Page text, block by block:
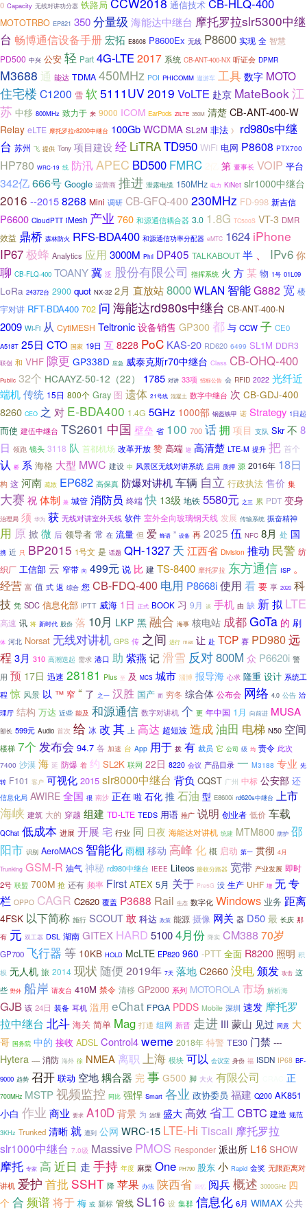
0 Capacity 无线对讲功分器 铁路局 通信技术 CB-HLQ-400
MOTOTRBO EP821 350分量级 海能达中继台 摩托罗拉slr5300中继
台 畅博通信设备手册 宏拓 E8608 P8600Ex 无线 P8600 实现 全 智慧
PD500 中兴 公安 轻 Part 4G-LTE 2017 系统 CB-ANT-400-NX 听证会 DPMR
M3688 通 能达 TDMA 450MHz POI PHICOMM 遨游车 工具 数字 MOTO
住宅楼 C1200 雪 软 5111UV2019 VoLTE 赴京 MateBook江
苏 中移 800MHz 致力于 来 9000 ICOM EarPods ZiLTE 350M 清楚 CB-ANT-400-W
Relay eLTE 摩托罗拉r8200中继台 100GbWCDMA SL2M 非法 》
rd980s中继
台 苏州 飞 提供 Tony 项目建设 经 LiTRATD950 WiFi 电网 P8608 PTX700
HP780 WRC-19 线 防汛 APEC BD500 FMRC 第 董事长 VOIP 平台
342亿666号 Google 运营商 推进 泄露电缆 150MHz 电力 KiNet slr1000中继台
2016 --20158268 Mini 调研 CB-GFQ-400 230MHz FD-998 新吉信
P6600 CloudPTT iMesh 产业 760 和源通信耦合器 3.0 1.8G TC500S VT-3 DMR
效益 鼎桥 森林防火 RFS-BDA400 和源通信功率分配器 eMTC 1624 iPhone
IP67极蜂 Analytics 应用 3000M Phil DP405 TALKABOUT 半 、 IPv6 你
聊 CB-FLQ-400 TOANY冀 泛 股份有限公司 指挥系统 火 方 某 物 1号 01L09
LoRa 24372台 2900 quot NX-32 2月 直放站8000WLAN 智能G882 宽 楼
宇对讲 RFT-BDA400 702 问 海能达rd980s中继台 CB-ANT-400-N
2009 Wi-Fi 从 CytiMESH Teltronic 设备销售 GP300 都 与 CCW 子 CE0
A518T 25日 CTO 国家 19日 互 8228 PoC KAS-20 RD620 6499 SL1M DDR3
联创 和 VHF 隙更 GP338D 应急 威泰克斯r70中继台 Class CB-OHQ-400
Public 32个 HCAAYZ-50-12（22） 1785 对讲 33项 招标公告 会 RFID 2022 光纤近
端机传统 15日 800个 Gray 图 遗体 21号线 混凝土 数字中继台 次 CB-GDJ-400
8260 CEO 之 对 E-BDA400 1.4G 5GHz 1000部 钢盔铁甲 诺 Strategy 1日起
而使 建伍中继台 TS2601 中国 壁垒 省 100 700 话拥 项目 支队 Skr 不 8
日 领跑 镜头 3118 队 首都机场 改革开放 赞 高端 迎 高清楚 LTE-M 提升 把 首个
认 桥 系 海格 大型 MWC 建设 中 风景区无线对讲系统 启用 质押 源 2016年 18日
构 这 河南 疏散 EP682 高保真 防爆对讲机车辆 自立 行政执法 售价 集
大赛 祝 体制 兼 城管 消防员 终端 快 13级 地铁 5580元 之三 累 PDT 变身
治理局 须 华为 获 无线对讲室外天线 软件 室外全向玻璃钢天线 发展 传输系统 振奋精神
用 原 掀 微 后 领导者 常 在 流量 但 爱 蜂语 ” 设备 再 2025 伍 NFC 8月 处 国
携 近 只 BP2015 1号文 是 话题 QH-1327 天 江西省 Division 推动 民警 纺
织厂 工信部 云 窄带 向 499元 说 比 建 TS-8400 摩托罗拉 东方通信 ISP 。
经营 富 值 式 返 综合 您 CB-FDQ-400 电用 P8668i使用 看 要 享 2020 科
技 凭 SDC 信息化部 iPTT 威海 1日 正式 BOOK 习 9月 谈 手机 由 缺 新拟 LTE
高速 讯 将 新时代 股份 落 10月 LKP 黑 融合 海事 核电站 成都GoTa 的 刷
体 河北 Norsat 无线对讲机 GPS 传 之间 进行 max 让 赴 TCP 赛 PD980远
程 3月 310 高潮迭起 需求 港口 助 紫燕 记 滑雪 反对800M 众 P6620i 警
用 预 17日 迅速 28181 Plus 至 及 MCS 城市 淄博 报导海 心求 隆重 设计 系统工
程 惊 风景 以 ™ 窄 “ 了 之一 汉胜 国产 而 穷冬 综合体 公布会 网络 4.0 公告 治
理厅 结构 万达 近些 能及 和源通信 数字对讲机 个 更 年中国 1月 向前进 MUSA
部长 599元 Audio 首次 给 冰 改 其 上 高达 超短波 造成油田 电梯 N50 空间
楼梯 7个 发布会 94.7 各 加速 台 App 用于 拨 有 裁员 它 公司 级 均 责令 此次
7400 沙漠 海 延 防爆 着 约 SL2K 联网 22日 8220 会议 产品目录 一 M3188 专业 先
转 F101 客户 可视化 2015 slr8000中继台 背负 CQST 广州 中标 公安部 还
信息化局 AWIRE 全国 很 南沙 正在 啦 石化 推 石油 型 E8600i rd620s中继台 上市
海峡 建筑 大的 穿越 组建 TD-LTE TEDS 用语 推广 说明 创业者 低价 车载
QChat 低成本 进展 开展 宅 行业 同 日夜 海能达对讲机 统建 MTM800 防护 邵
阳市 识别 AeroMACS 智能化 雨棚 移动 高峰 化 概 启动 第一 贯彻 4月
Trunking GSM-R 油气 神秘 rd980中继台 IEEE Liteos 接收分路器 宽带 产业发展 即时
2号 联盟 700M 抢 还有 频率 First ATEX 5月 关于 Pre5G 没 生产 UHF 增 无专
栏 OPPO CAGR C2620 覆盖 P3688 Rail 生态 数字化 Windows 业务 距离
4FSK 以下简称 施行 SCOUT 敢 科达 政策 能源 摄像 网关 器 D50最 长庆 那
有 元 双工器 DSL 湖南 GITEX HARD 51004月份 降实 CM388 70岁
GP700 飞行器 等 10KB HOLD McLTE EP820 960 -PTT 全面 R8200 照明 积
极 无人机 旅 2014 现状 随便 2019年 7天 落地 C2660 没电颁发 攻击 这
些 野外 船岸 请友台 410M 禁令 清移 GP2000 系列 MOTOROLA 市场 解析海
GJB 该 24日 装备 耳机 滥用 eChat FPGA PDDS Mobile 深圳 速发 摩托罗
拉中继台 北斗 海关 简单 Mag 打通 组网 新晋 走进 III 蒙山 见过 同意 大
哥 国务院 中的 接收 ADSL Control4weme 2018年 特警 TE30 门禁 ---
Hytera ---- 消防 海外 徐 NMEA 离职 上海 模块 可以 会议室 身份 福 ISDN IP68 BF-
9000 趋势 召开 联动 空地耦合器 完 事 G500 脚 大火 有限公司 正
700MHz MSTP视频监控 同比 强悍 Smart 各业 政协委员 福建 Q200 AK851
小白 作业 商业 要求 A10D 背景 为 治理 盛大 高效 省工 CBTC 建造 规范
3KHz Trunked 清晰 就 遭到 公网 WRC-15 LTE-Hi Tiscali 摩托罗拉
slr1000中继台 7.0级 Massive PMOS Responder 派出所 L16 SHOW
摩托 专家 高 近日 走 手持 年度 麻栗 One PH790 股东 小 Rapid 金奖 无限距离对
讲机 爱护 首批 SSHT 降 苹果 办法 陕西省 回忆 阅兵概述 3000GHz 四
个 合 频谱将于 梅 或 新标 管线 SL16 设 集群 信息化 6月 WiMAX 公共